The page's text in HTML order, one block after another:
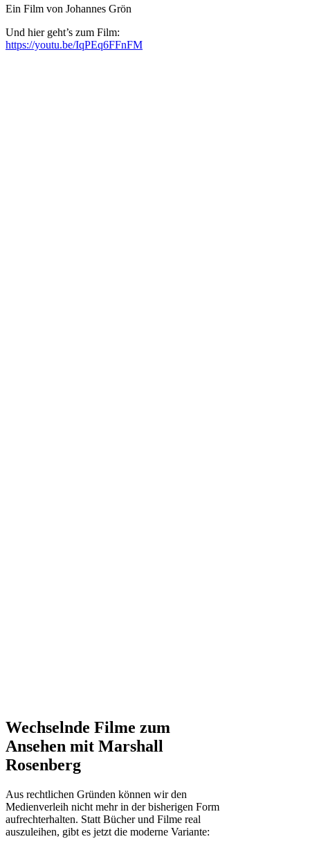
Ein Film von Johannes Grön
Und hier geht’s zum Film:
https://youtu.be/IqPEq6FFnFM
Wechselnde Filme zum
Ansehen mit Marshall
Rosenberg
Aus rechtlichen Gründen können wir den
Medienverleih nicht mehr in der bisherigen Form
aufrechterhalten. Statt Bücher und Filme real
auszuleihen, gibt es jetzt die moderne Variante: